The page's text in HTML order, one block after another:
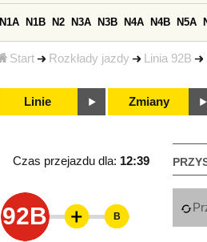
Start Rozkłady jazdy Linia 92B
N1A N1B N2 N3A N3B N4A N4B N5A
Linie Zmiany
Czas przejazdu dla: 12:39
92B B